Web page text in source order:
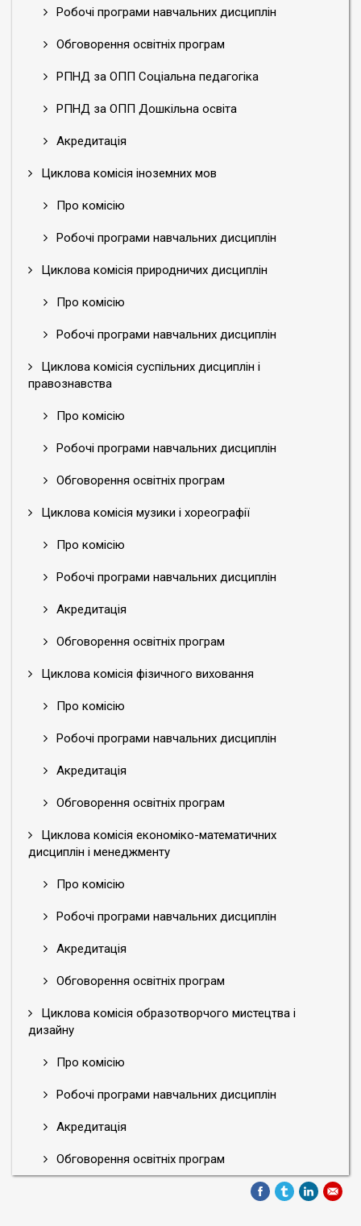
Робочі програми навчальних дисциплін
Обговорення освітніх програм
РПНД за ОПП Соціальна педагогіка
РПНД за ОПП Дошкільна освіта
Акредитація
Циклова комісія іноземних мов
Про комісію
Робочі програми навчальних дисциплін
Циклова комісія природничих дисциплін
Про комісію
Робочі програми навчальних дисциплін
Циклова комісія суспільних дисциплін і
правознавства
Про комісію
Робочі програми навчальних дисциплін
Обговорення освітніх програм
Циклова комісія музики і хореографії
Про комісію
Робочі програми навчальних дисциплін
Акредитація
Обговорення освітніх програм
Циклова комісія фізичного виховання
Про комісію
Робочі програми навчальних дисциплін
Акредитація
Обговорення освітніх програм
Циклова комісія економіко-математичних
дисциплін і менеджменту
Про комісію
Робочі програми навчальних дисциплін
Акредитація
Обговорення освітніх програм
Циклова комісія образотворчого мистецтва і
дизайну
Про комісію
Робочі програми навчальних дисциплін
Акредитація
Обговорення освітніх програм